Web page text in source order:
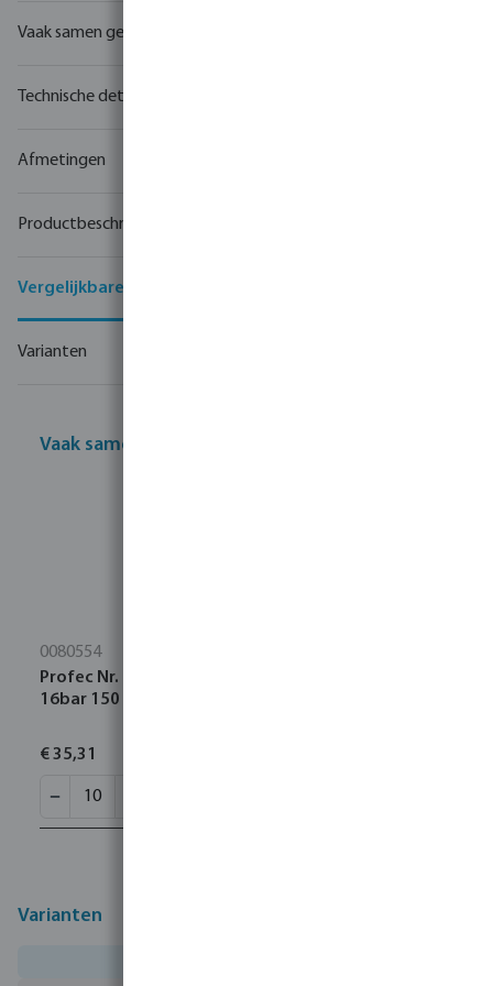
Vaak samen gekocht
Technische details
Afmetingen
Productbeschrijving
Vergelijkbare producten
Varianten
Vaak samen gekocht
0080554
Profec Nr. 23 Pijpnippel RVS 316 1/2" buitendraad
16bar 150 mm
€ 35,31
Varianten